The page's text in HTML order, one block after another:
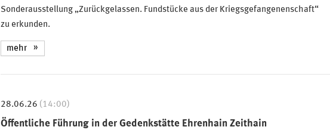
Sonderausstellung „Zurückgelassen. Fundstücke aus der Kriegsgefangenenschaft“
zu erkunden.
mehr
28.06.26 (14:00)
Öffentliche Führung in der Gedenkstätte Ehrenhain Zeithain